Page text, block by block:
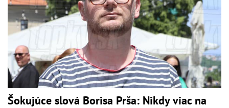
Šokujúce slová Borisa Prša: Nikdy viac na